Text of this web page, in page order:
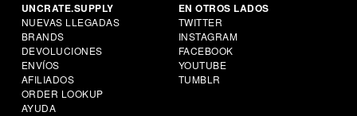
UNCRATE.SUPPLY
NUEVAS LLEGADAS
BRANDS
DEVOLUCIONES
ENVÍOS
AFILIADOS
ORDER LOOKUP
AYUDA
EN OTROS LADOS
TWITTER
INSTAGRAM
FACEBOOK
YOUTUBE
TUMBLR